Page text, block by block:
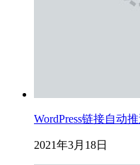
WordPress链接自动
2021年3月18日